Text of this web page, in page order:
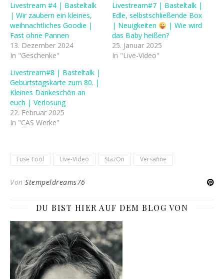
Livestream #4 | Basteltalk
| Wir zaubern ein kleines,
weihnachtliches Goodie |
Fast ohne Pannen
13. Dezember 2024
In "Geschenke"
Livestream#7 | Basteltalk |
Edle, selbstschließende Box
| Neuigkeiten
| Wie wird
das Baby heißen?
25. Januar 2025
In "Live-Video"
Livestream#8 | Basteltalk |
Geburtstagskarte zum 80. |
Kleines Dankeschön an
euch | Verlosung
22. Februar 2025
In "CAS Werke"
Fuse Tool Live-Video StazOn Versafine
Von Stempeldreams76
DU BIST HIER AUF DEM BLOG VON